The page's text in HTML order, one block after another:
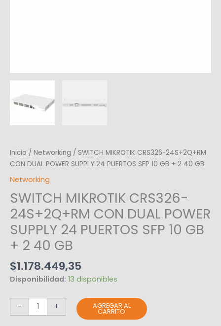
Inicio / Networking / SWITCH MIKROTIK CRS326-24S+2Q+RM
CON DUAL POWER SUPPLY 24 PUERTOS SFP 10 GB + 2 40 GB
Networking
SWITCH MIKROTIK CRS326-
24S+2Q+RM CON DUAL POWER
SUPPLY 24 PUERTOS SFP 10 GB
+ 2 40 GB
$1.178.449,35
Disponibilidad: 13 disponibles
- + AGREGAR AL
CARRITO